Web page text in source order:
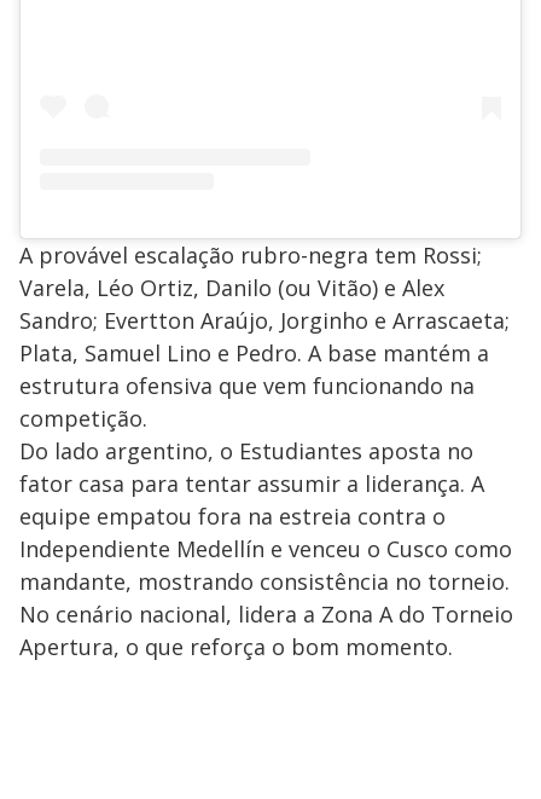
A provável escalação rubro-negra tem Rossi;
Varela, Léo Ortiz, Danilo (ou Vitão) e Alex
Sandro; Evertton Araújo, Jorginho e Arrascaeta;
Plata, Samuel Lino e Pedro. A base mantém a
estrutura ofensiva que vem funcionando na
competição.
Do lado argentino, o Estudiantes aposta no
fator casa para tentar assumir a liderança. A
equipe empatou fora na estreia contra o
Independiente Medellín e venceu o Cusco como
mandante, mostrando consistência no torneio.
No cenário nacional, lidera a Zona A do Torneio
Apertura, o que reforça o bom momento.